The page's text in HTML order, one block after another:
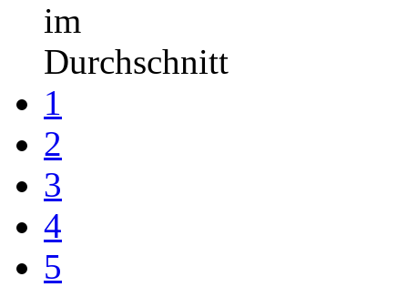
im
Durchschnitt
1
2
3
4
5